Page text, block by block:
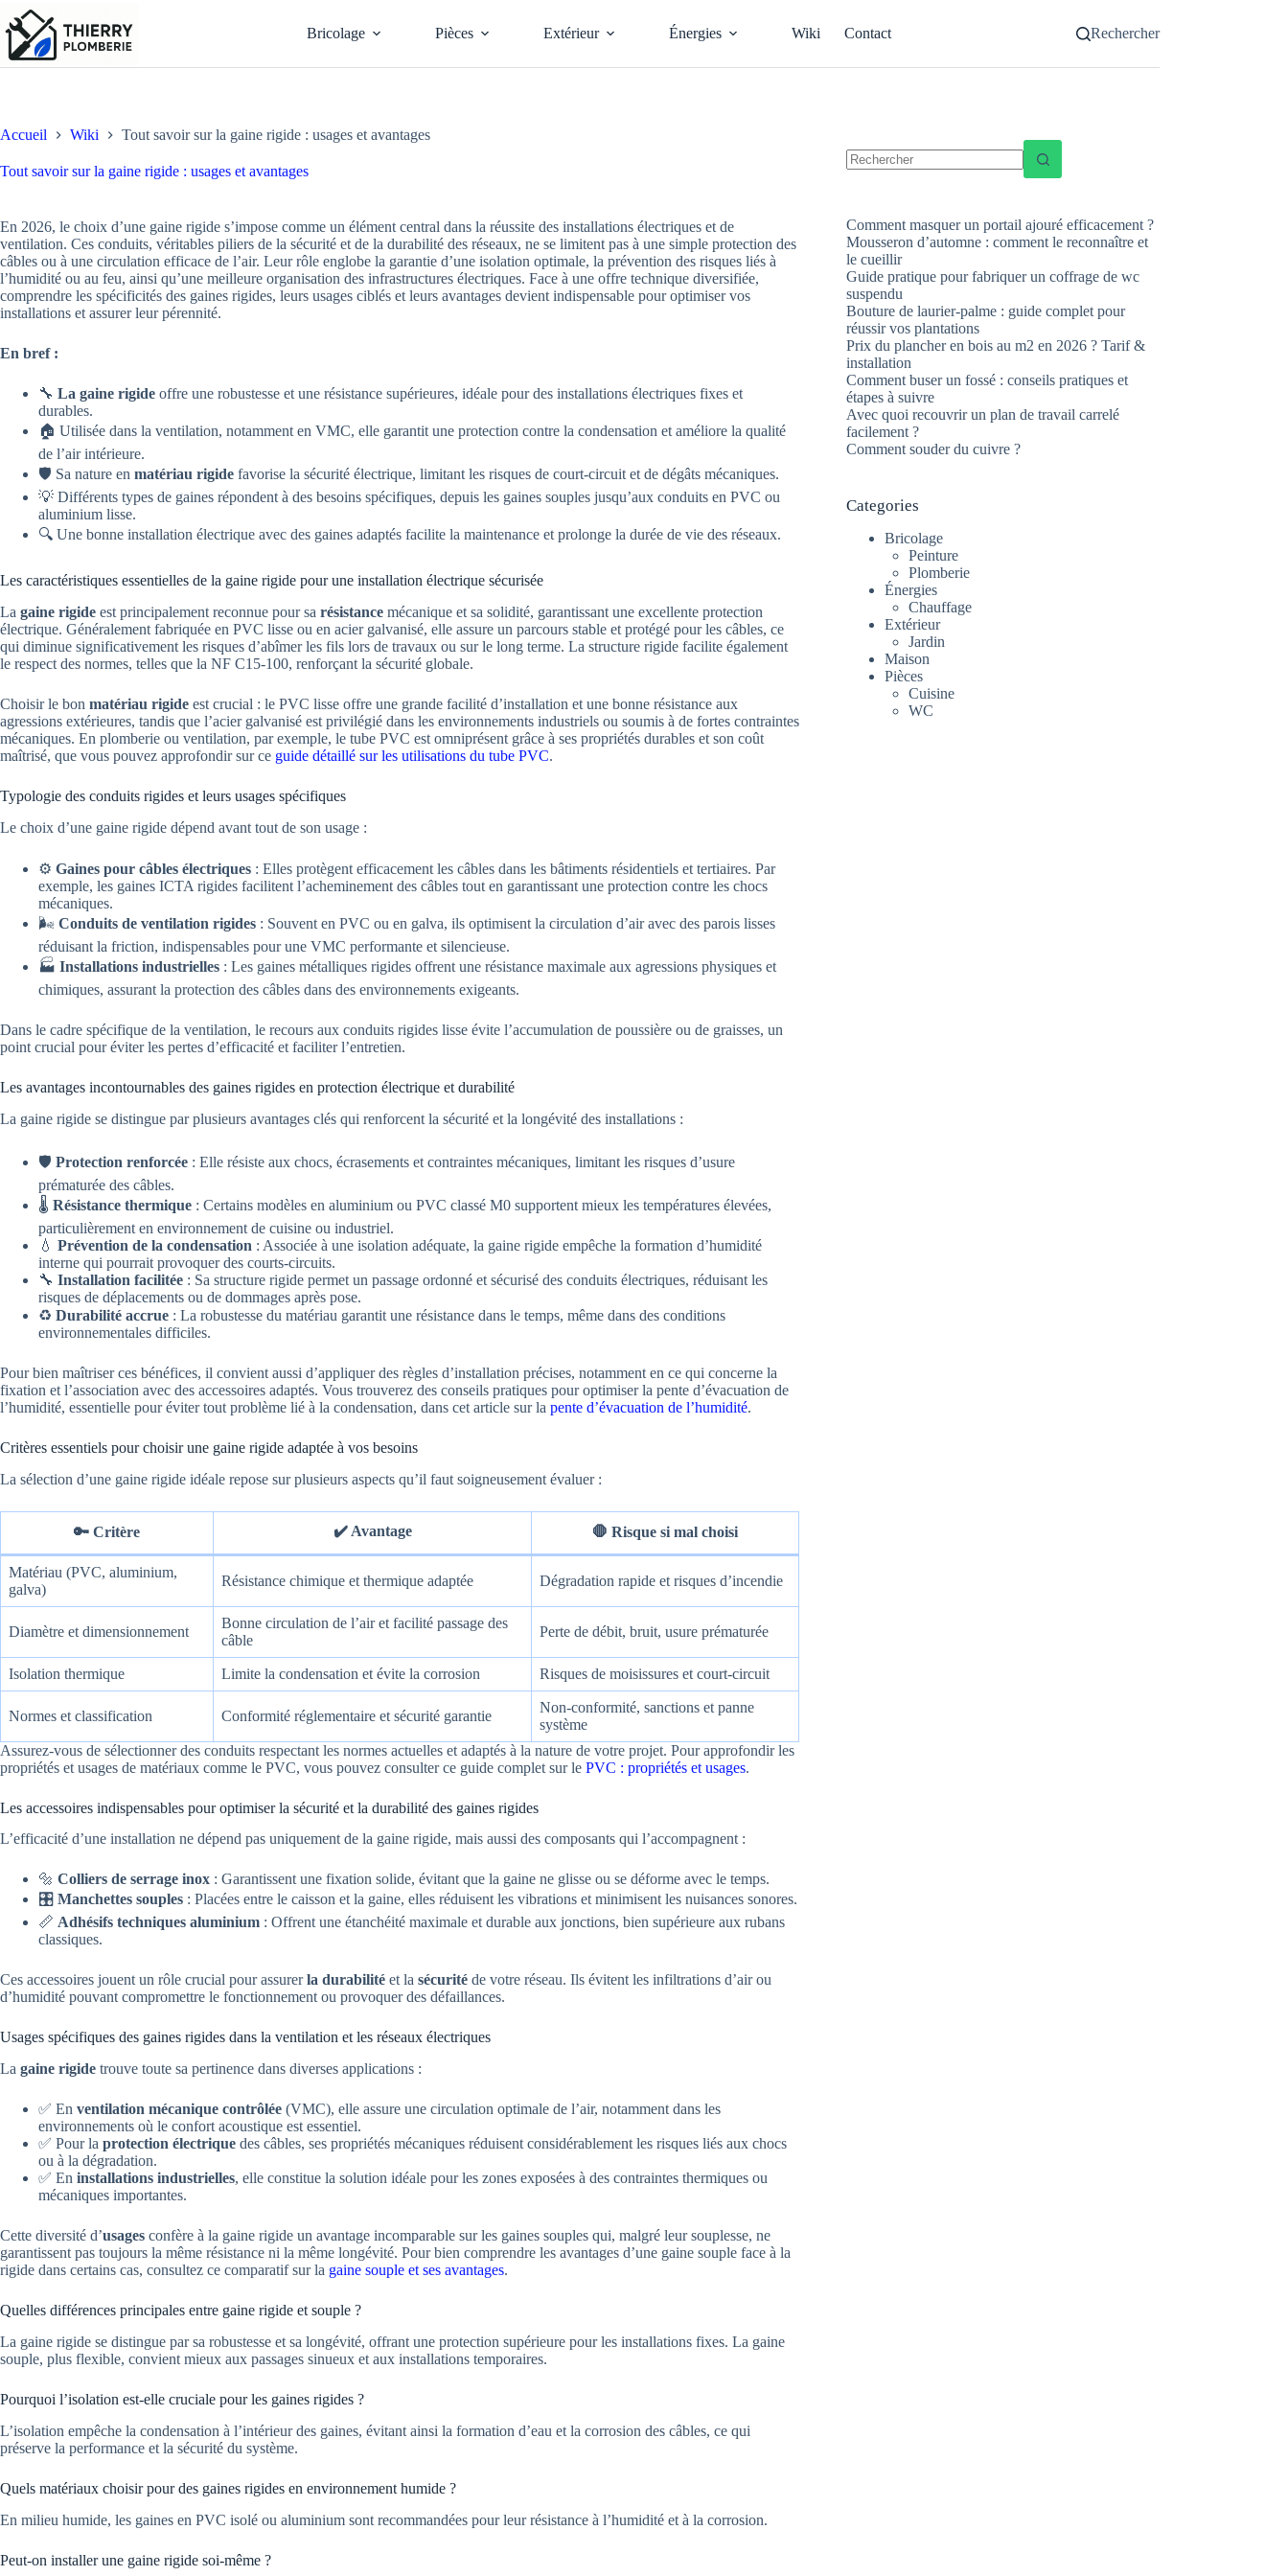
Passer
au
contenu
Bricolage Pièces Extérieur Énergies Wiki Contact Rechercher
Accueil Wiki Tout savoir sur la gaine rigide : usages et avantages
Tout savoir sur la gaine rigide : usages et avantages
En 2026, le choix d’une gaine rigide s’impose comme un élément central dans la réussite des installations électriques et de
ventilation. Ces conduits, véritables piliers de la sécurité et de la durabilité des réseaux, ne se limitent pas à une simple protection des
câbles ou à une circulation efficace de l’air. Leur rôle englobe la garantie d’une isolation optimale, la prévention des risques liés à
l’humidité ou au feu, ainsi qu’une meilleure organisation des infrastructures électriques. Face à une offre technique diversifiée,
comprendre les spécificités des gaines rigides, leurs usages ciblés et leurs avantages devient indispensable pour optimiser vos
installations et assurer leur pérennité.
En bref :
🔧 La gaine rigide offre une robustesse et une résistance supérieures, idéale pour des installations électriques fixes et
durables.
🏠 Utilisée dans la ventilation, notamment en VMC, elle garantit une protection contre la condensation et améliore la qualité
de l’air intérieure.
🛡️ Sa nature en matériau rigide favorise la sécurité électrique, limitant les risques de court-circuit et de dégâts mécaniques.
💡 Différents types de gaines répondent à des besoins spécifiques, depuis les gaines souples jusqu’aux conduits en PVC ou
aluminium lisse.
🔍 Une bonne installation électrique avec des gaines adaptés facilite la maintenance et prolonge la durée de vie des réseaux.
Les caractéristiques essentielles de la gaine rigide pour une installation électrique sécurisée
La gaine rigide est principalement reconnue pour sa résistance mécanique et sa solidité, garantissant une excellente protection
électrique. Généralement fabriquée en PVC lisse ou en acier galvanisé, elle assure un parcours stable et protégé pour les câbles, ce
qui diminue significativement les risques d’abîmer les fils lors de travaux ou sur le long terme. La structure rigide facilite également
le respect des normes, telles que la NF C15-100, renforçant la sécurité globale.
Choisir le bon matériau rigide est crucial : le PVC lisse offre une grande facilité d’installation et une bonne résistance aux
agressions extérieures, tandis que l’acier galvanisé est privilégié dans les environnements industriels ou soumis à de fortes contraintes
mécaniques. En plomberie ou ventilation, par exemple, le tube PVC est omniprésent grâce à ses propriétés durables et son coût
maîtrisé, que vous pouvez approfondir sur ce guide détaillé sur les utilisations du tube PVC.
Typologie des conduits rigides et leurs usages spécifiques
Le choix d’une gaine rigide dépend avant tout de son usage :
⚙️ Gaines pour câbles électriques : Elles protègent efficacement les câbles dans les bâtiments résidentiels et tertiaires. Par
exemple, les gaines ICTA rigides facilitent l’acheminement des câbles tout en garantissant une protection contre les chocs
mécaniques.
🌬️ Conduits de ventilation rigides : Souvent en PVC ou en galva, ils optimisent la circulation d’air avec des parois lisses
réduisant la friction, indispensables pour une VMC performante et silencieuse.
🏭 Installations industrielles : Les gaines métalliques rigides offrent une résistance maximale aux agressions physiques et
chimiques, assurant la protection des câbles dans des environnements exigeants.
Dans le cadre spécifique de la ventilation, le recours aux conduits rigides lisse évite l’accumulation de poussière ou de graisses, un
point crucial pour éviter les pertes d’efficacité et faciliter l’entretien.
Les avantages incontournables des gaines rigides en protection électrique et durabilité
La gaine rigide se distingue par plusieurs avantages clés qui renforcent la sécurité et la longévité des installations :
🛡️ Protection renforcée : Elle résiste aux chocs, écrasements et contraintes mécaniques, limitant les risques d’usure
prématurée des câbles.
🌡️ Résistance thermique : Certains modèles en aluminium ou PVC classé M0 supportent mieux les températures élevées,
particulièrement en environnement de cuisine ou industriel.
💧 Prévention de la condensation : Associée à une isolation adéquate, la gaine rigide empêche la formation d’humidité
interne qui pourrait provoquer des courts-circuits.
🔧 Installation facilitée : Sa structure rigide permet un passage ordonné et sécurisé des conduits électriques, réduisant les
risques de déplacements ou de dommages après pose.
♻️ Durabilité accrue : La robustesse du matériau garantit une résistance dans le temps, même dans des conditions
environnementales difficiles.
Pour bien maîtriser ces bénéfices, il convient aussi d’appliquer des règles d’installation précises, notamment en ce qui concerne la
fixation et l’association avec des accessoires adaptés. Vous trouverez des conseils pratiques pour optimiser la pente d’évacuation de
l’humidité, essentielle pour éviter tout problème lié à la condensation, dans cet article sur la pente d’évacuation de l’humidité.
Critères essentiels pour choisir une gaine rigide adaptée à vos besoins
La sélection d’une gaine rigide idéale repose sur plusieurs aspects qu’il faut soigneusement évaluer :
🔑 Critère ✔️ Avantage 🛑 Risque si mal choisi
Matériau (PVC, aluminium,
galva)
Résistance chimique et thermique adaptée Dégradation rapide et risques d’incendie
Diamètre et dimensionnement
Bonne circulation de l’air et facilité passage des
câble
Perte de débit, bruit, usure prématurée
Isolation thermique Limite la condensation et évite la corrosion Risques de moisissures et court-circuit
Normes et classification Conformité réglementaire et sécurité garantie
Non-conformité, sanctions et panne
système
Assurez-vous de sélectionner des conduits respectant les normes actuelles et adaptés à la nature de votre projet. Pour approfondir les
propriétés et usages de matériaux comme le PVC, vous pouvez consulter ce guide complet sur le PVC : propriétés et usages.
Les accessoires indispensables pour optimiser la sécurité et la durabilité des gaines rigides
L’efficacité d’une installation ne dépend pas uniquement de la gaine rigide, mais aussi des composants qui l’accompagnent :
🔩 Colliers de serrage inox : Garantissent une fixation solide, évitant que la gaine ne glisse ou se déforme avec le temps.
🎛️ Manchettes souples : Placées entre le caisson et la gaine, elles réduisent les vibrations et minimisent les nuisances sonores.
📏 Adhésifs techniques aluminium : Offrent une étanchéité maximale et durable aux jonctions, bien supérieure aux rubans
classiques.
Ces accessoires jouent un rôle crucial pour assurerla durabilité et la sécurité de votre réseau. Ils évitent les infiltrations d’air ou
d’humidité pouvant compromettre le fonctionnement ou provoquer des défaillances.
Usages spécifiques des gaines rigides dans la ventilation et les réseaux électriques
La gaine rigide trouve toute sa pertinence dans diverses applications :
✅ En ventilation mécanique contrôlée (VMC), elle assure une circulation optimale de l’air, notamment dans les
environnements où le confort acoustique est essentiel.
✅ Pour la protection électrique des câbles, ses propriétés mécaniques réduisent considérablement les risques liés aux chocs
ou à la dégradation.
✅ En installations industrielles, elle constitue la solution idéale pour les zones exposées à des contraintes thermiques ou
mécaniques importantes.
Cette diversité d’usages confère à la gaine rigide un avantage incomparable sur les gaines souples qui, malgré leur souplesse, ne
garantissent pas toujours la même résistance ni la même longévité. Pour bien comprendre les avantages d’une gaine souple face à la
rigide dans certains cas, consultez ce comparatif sur la gaine souple et ses avantages.
Quelles différences principales entre gaine rigide et souple ?
La gaine rigide se distingue par sa robustesse et sa longévité, offrant une protection supérieure pour les installations fixes. La gaine
souple, plus flexible, convient mieux aux passages sinueux et aux installations temporaires.
Pourquoi l’isolation est-elle cruciale pour les gaines rigides ?
L’isolation empêche la condensation à l’intérieur des gaines, évitant ainsi la formation d’eau et la corrosion des câbles, ce qui
préserve la performance et la sécurité du système.
Quels matériaux choisir pour des gaines rigides en environnement humide ?
En milieu humide, les gaines en PVC isolé ou aluminium sont recommandées pour leur résistance à l’humidité et à la corrosion.
Peut-on installer une gaine rigide soi-même ?
Comment masquer un portail ajouré efficacement ?
Mousseron d’automne : comment le reconnaître et
le cueillir
Guide pratique pour fabriquer un coffrage de wc
suspendu
Bouture de laurier-palme : guide complet pour
réussir vos plantations
Prix du plancher en bois au m2 en 2026 ? Tarif &
installation
Comment buser un fossé : conseils pratiques et
étapes à suivre
Avec quoi recouvrir un plan de travail carrelé
facilement ?
Comment souder du cuivre ?
Categories
Bricolage
Peinture
Plomberie
Énergies
Chauffage
Extérieur
Jardin
Maison
Pièces
Cuisine
WC